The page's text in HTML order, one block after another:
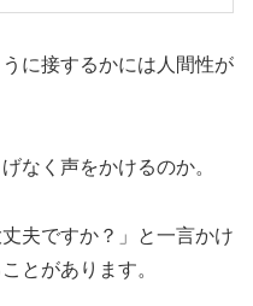
に接するかには人間性が
なく声をかけるのか。
夫ですか？」と一言かけ
とがあります。